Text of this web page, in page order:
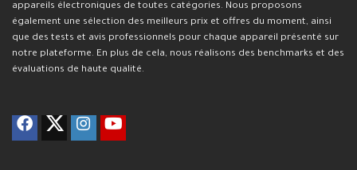
appareils électroniques de toutes catégories. Nous proposons
également une sélection des meilleurs prix et offres du moment, ainsi
que des tests et avis professionnels pour chaque appareil présenté sur
notre plateforme. En plus de cela, nous réalisons des benchmarks et des
évaluations de haute qualité.